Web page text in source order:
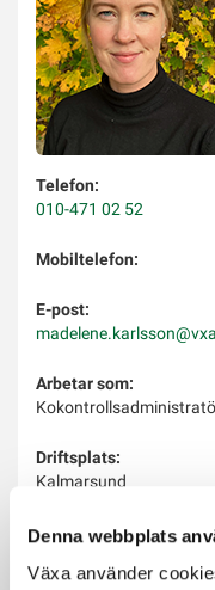
Denna webbplats
Växa använder
Telefon:
010-471 02 52
Mobiltelefon:
E-post:
Arbetar som:
Driftsplats:
Kalmarsund
Arbetar med: